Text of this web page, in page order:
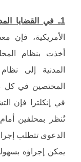
1ـ في القضايا المدنية:
الأمريكية، فإن
أخذت بنظام
المدنية إلى
المختصين في كل
في إنكلترا فإن
تُنظر بمحلفين
الدعوى تتطلب
يمكن إجراؤه